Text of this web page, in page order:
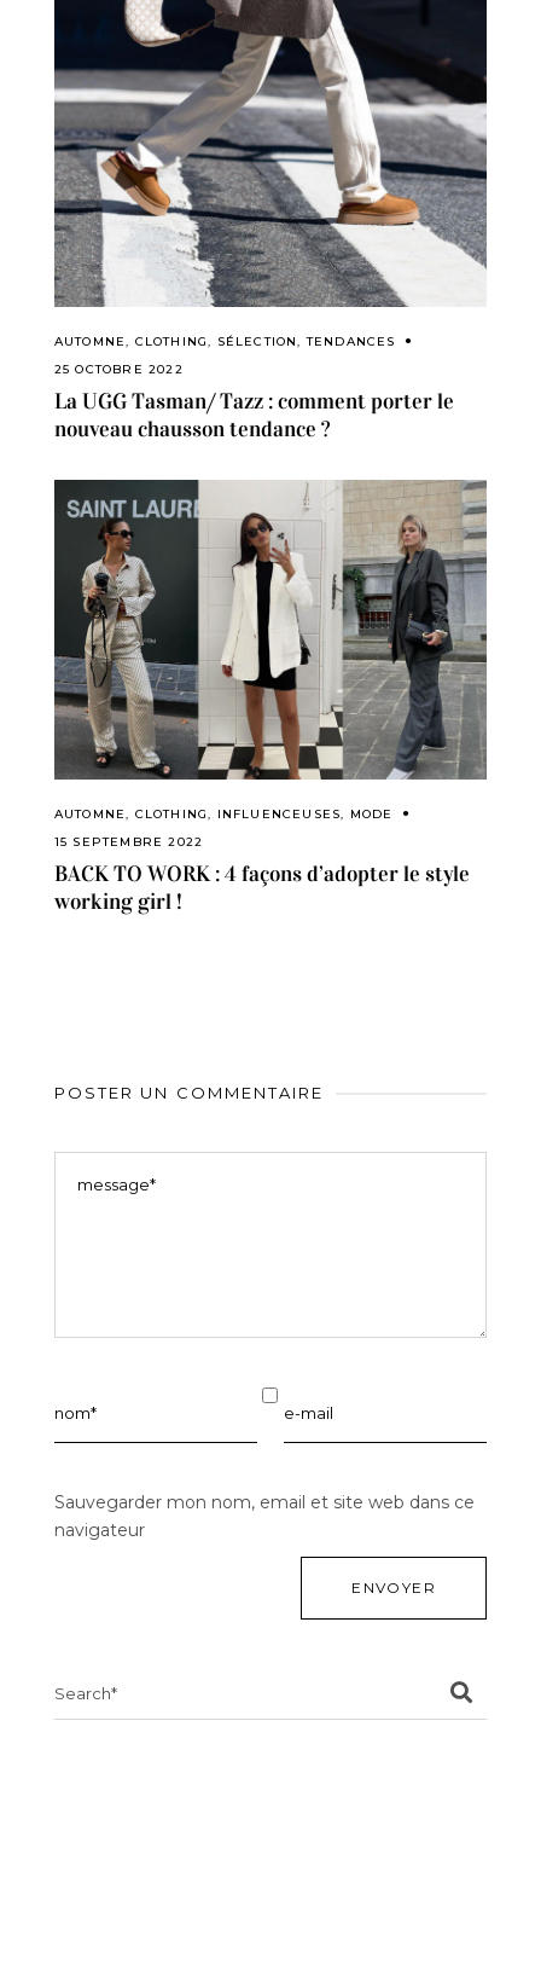
AUTOMNE, CLOTHING, SÉLECTION,TENDANCES
25 OCTOBRE 2022
La UGG Tasman/ Tazz : comment porter le
nouveau chausson tendance ?
AUTOMNE, CLOTHING, INFLUENCEUSES, MODE
15 SEPTEMBRE 2022
BACK TO WORK : 4 façons d’adopter le style
working girl !
POSTER UN COMMENTAIRE
Sauvegarder mon nom, email et site web dans ce
navigateur